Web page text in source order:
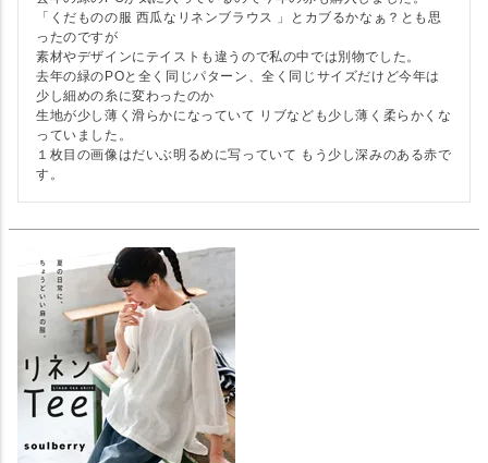
「くだものの服 西瓜なリネンブラウス 」とカブるかなぁ？とも思
ったのですが
素材やデザインにテイストも違うので私の中では別物でした。
去年の緑のPOと全く同じパターン、全く同じサイズだけど今年は
少し細めの糸に変わったのか
生地が少し薄く滑らかになっていて リブなども少し薄く柔らかくな
っていました。
１枚目の画像はだいぶ明るめに写っていて もう少し深みのある赤で
す。